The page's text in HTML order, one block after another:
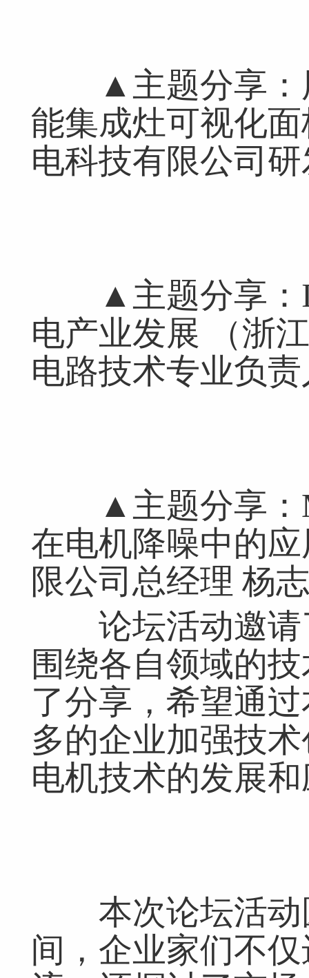
▲主题分享：用
能集成灶可视化
电科技有限公司
▲主题分享：
电产业发展 （浙
电路技术专业负
▲主题分享：
在电机降噪中的
限公司总经理 杨
论坛活动邀请
围绕各自领域的
了分享，希望通
多的企业加强技
电机技术的发展
本次论坛活动
间，企业家们不
密码： 匿名发布
网友评论仅供其表达个人看法，并不表明本网同意其观点或证实其描